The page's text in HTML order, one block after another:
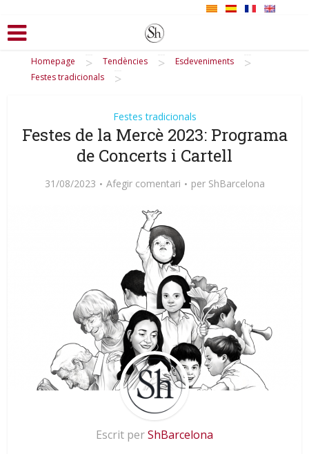
Homepage > Tendències > Esdeveniments >
Festes tradicionals >
Festes tradicionals
Festes de la Mercè 2023: Programa
de Concerts i Cartell
31/08/2023 Afegir comentari per ShBarcelona
Escrit perShBarcelona